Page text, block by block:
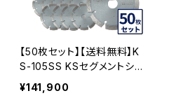
【50枚セット】【送料無料】K
S-105SS KSセグメントシル
バー 4インチ 105mm コン
クリート・ブロックなどの切
¥141,900